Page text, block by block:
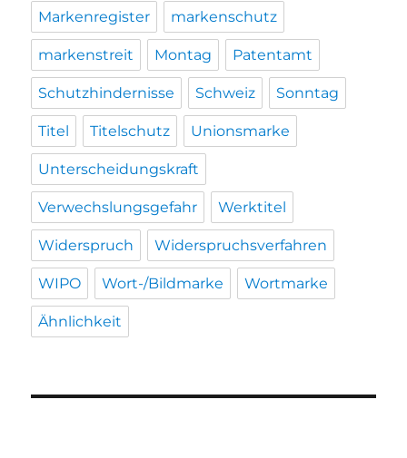
Markenregister markenschutz
markenstreit Montag Patentamt
Schutzhindernisse Schweiz Sonntag
Titel Titelschutz Unionsmarke
Unterscheidungskraft
Verwechslungsgefahr Werktitel
Widerspruch Widerspruchsverfahren
WIPO Wort-/Bildmarke Wortmarke
Ähnlichkeit